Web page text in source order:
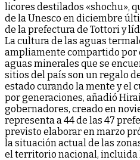
licores destilados «shochu»,
de la Unesco en diciembre
de la prefectura de Tottori y
La cultura de las aguas
ampliamente compartido por
aguas minerales que se
sitios del país son un regalo
estado curando la mente y el
por generaciones, añadió
gobernadores, creado en
representa a 44 de las 47
previsto elaborar en marzo
la situación actual de las
el territorio nacional, incluida